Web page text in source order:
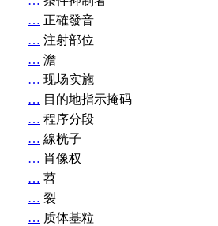
… 正確發音
… 注射部位
… 澹
… 现场实施
… 目的地指示掩码
… 程序分段
… 線桄子
… 肖像权
… 苕
… 裂
… 质体基粒